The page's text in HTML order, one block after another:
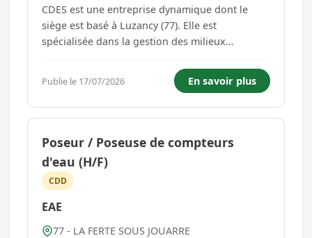
CDES est une entreprise dynamique dont le
siège est basé à Luzancy (77). Elle est
spécialisée dans la gestion des milieux
L'entretien des voies d'eau : dragages fluviaux
et portuaires, curages, confortements de
berges, faucardage - La restauration...
Publie le 17/07/2026 En savoir plus
Poseur / Poseuse de compteurs
d'eau (H/F)
CDD
EAE
77 - LA FERTE SOUS JOUARRE